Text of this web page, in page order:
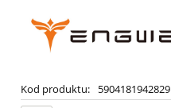
Kod produktu: 5904181942829